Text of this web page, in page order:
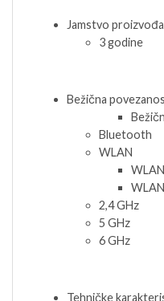
Jamstvo
3 godine
Bežična
Bluetooth
WLAN
2,4 GHz
5 GHz
6 GHz
Tehničke